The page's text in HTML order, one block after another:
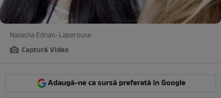
Natasha Ednan-Laperouse
Captură Video
Adaugă-ne ca sursă preferată în Google